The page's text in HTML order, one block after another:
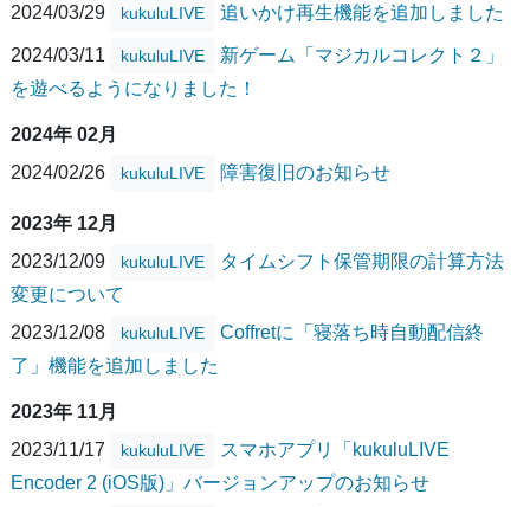
2024/03/29
kukuluLIVE 追いかけ再生機能を追加しました
2024/03/11 kukuluLIVE
新ゲーム「マジカルコレクト２」
を遊べるようになりました！
2024年 02月
2024/02/26
kukuluLIVE 障害復旧のお知らせ
2023年 12月
2023/12/09
kukuluLIVE
タイムシフト保管期限の計算方法
変更について
2023/12/08
kukuluLIVE
Coffretに「寝落ち時自動配信終
了」機能を追加しました
2023年 11月
2023/11/17
kukuluLIVE
スマホアプリ「kukuluLIVE
Encoder 2 (iOS版)」バージョンアップのお知らせ